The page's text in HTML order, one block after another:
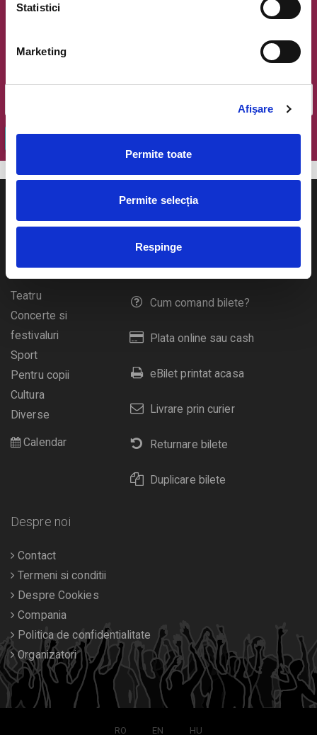
Statistici
Marketing
Afişare
Permite toate
Permite selecția
Respinge
Oferte exclusive si o editie saptamanala cu cele mai noi
OK
Cum comand bilete?
Plata online sau cash
eBilet printat acasa
Livrare prin curier
Returnare bilete
Duplicare bilete
Teatru
Concerte si
festivaluri
Sport
Pentru copii
Cultura
Diverse
Calendar
Despre noi
Contact
Termeni si conditii
Despre Cookies
Compania
Politica de confidentialitate
Organizatori
RO EN HU